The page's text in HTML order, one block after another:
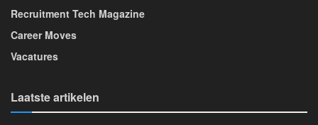
Recruitment Tech Magazine
Career Moves
Vacatures
Laatste artikelen